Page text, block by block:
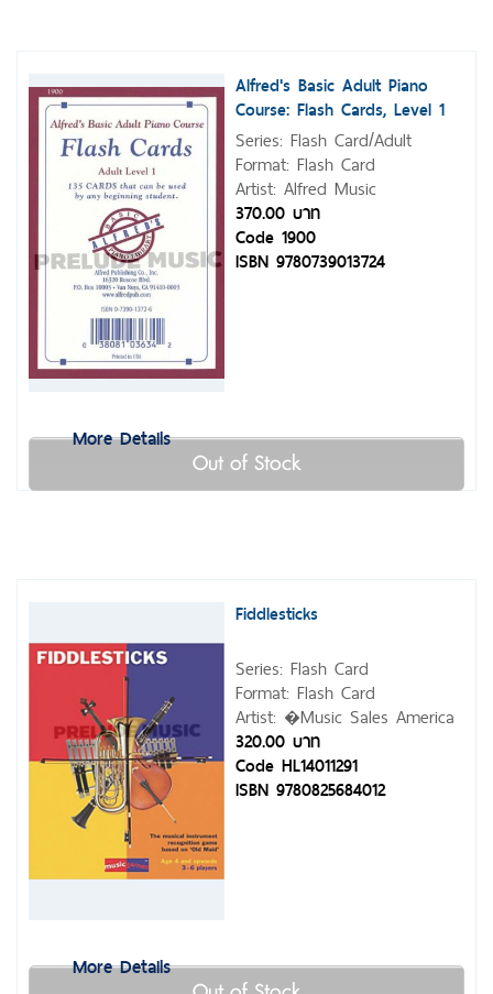
More Details
Alfred's Basic Adult Piano
Course: Flash Cards, Level 1
Series: Flash Card/Adult
Format: Flash Card
Artist: Alfred Music
370.00 บาท
Code 1900
ISBN 9780739013724
Out of Stock
More Details
Fiddlesticks
Series: Flash Card
Format: Flash Card
Artist: �Music Sales America
320.00 บาท
Code HL14011291
ISBN 9780825684012